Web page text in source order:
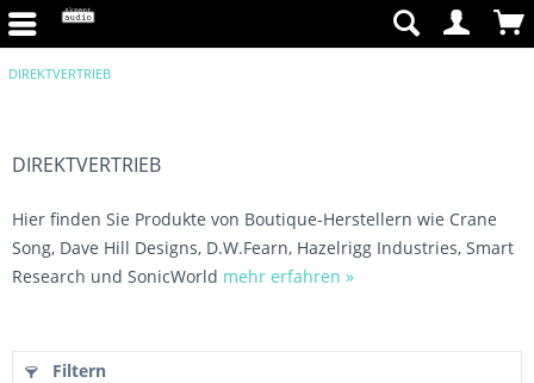
DIREKTVERTRIEB
DIREKTVERTRIEB
Hier finden Sie Produkte von Boutique-Herstellern wie Crane
Song, Dave Hill Designs, D.W.Fearn, Hazelrigg Industries, Smart
Research und SonicWorld mehr erfahren »
Filtern